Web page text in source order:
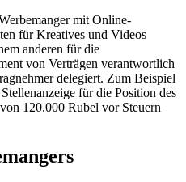
mit Online-
für Kreatives und Videos
anderen für die
von Verträgen verantwortlich
delegiert. Zum Beispiel
für die Position des
120.000 Rubel vor Steuern